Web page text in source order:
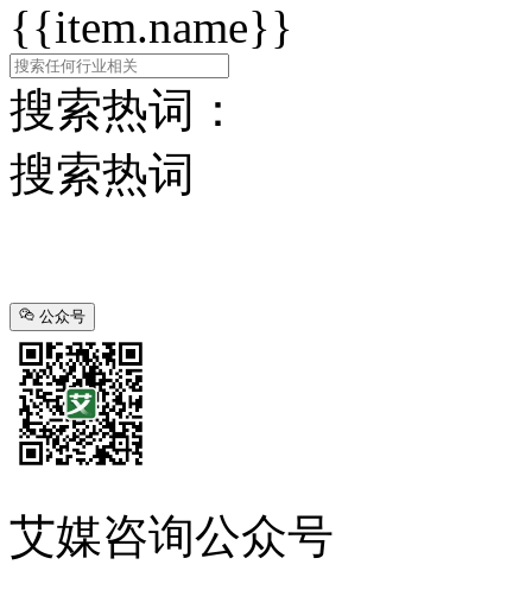
{{item.name}}
搜索热词：
搜索热词
公众号
艾媒咨询公众号